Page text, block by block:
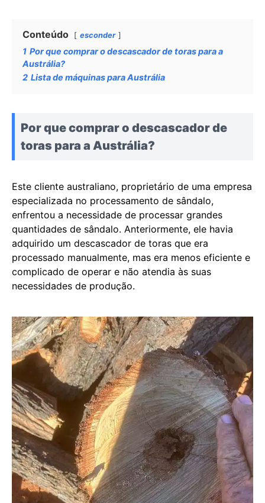
Conteúdo esconder
1 Por que comprar o descascador de toras para a
Austrália?
2 Lista de máquinas para Austrália
Por que comprar o descascador de
toras para a Austrália?
Este cliente australiano, proprietário de uma empresa
especializada no processamento de sândalo,
enfrentou a necessidade de processar grandes
quantidades de sândalo. Anteriormente, ele havia
adquirido um descascador de toras que era
processado manualmente, mas era menos eficiente e
complicado de operar e não atendia às suas
necessidades de produção.